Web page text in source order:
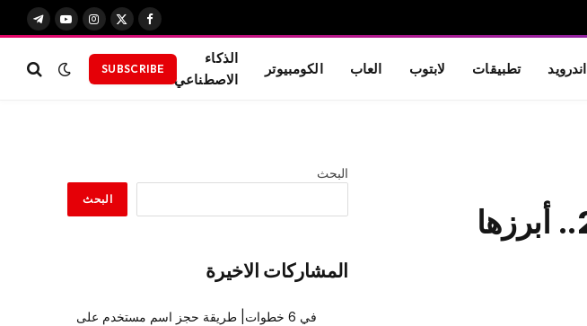
فيسبوك
X
الانستغرام
يوتيوبتيلقرام
اندرويد تطبيقات لابتوب العاب الكومبيوتر
الذكاء
الاصطناعي
SUBSCRIBE
قائمة بأفضل ألعاب الفيديو المنتظرة في 2026.. أبرزها
البحث
البحث
المشاركات الاخيرة
في 6 خطوات| طريقة حجز اسم مستخدم على